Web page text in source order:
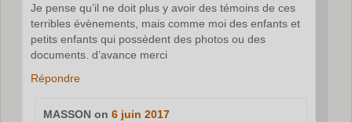
Je pense qu’il ne doit plus y avoir des témoins de ces
terribles évènements, mais comme moi des enfants et
petits enfants qui possèdent des photos ou des
documents. d’avance merci
Répondre
MASSON on 6 juin 2017